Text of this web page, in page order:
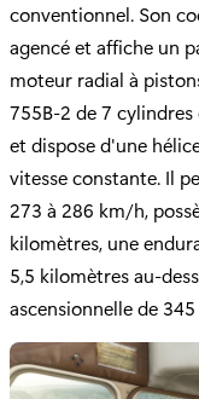
conventionnel. Son
agencé et affiche un
moteur radial à
755B-2 de 7
et dispose d'une
vitesse constante. Il
273 à 286 km/h,
kilomètres, une
5,5 kilomètres au-
ascensionnelle de